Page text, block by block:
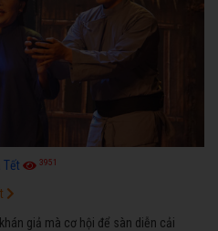
Tết 3951
giả mà cơ hội để sàn diễn cải